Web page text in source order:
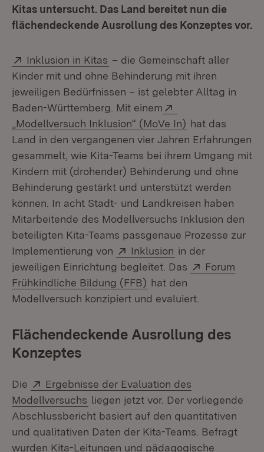
Kitas untersucht. Das Land bereitet nun die
flächendeckende Ausrollung des Konzeptes vor.
Extern:
Inklusion in Kitas (Öffnet in neuem Fenster)
– die Gemeinschaft aller
Kinder mit und ohne Behinderung mit ihren
jeweiligen Bedürfnissen – ist gelebter Alltag in
Baden-Württemberg. Mit einem
„Modellversuch Inklusion“ (MoVe In) (Öffnet in
hat das
Land in den vergangenen vier Jahren Erfahrungen
gesammelt, wie Kita-Teams bei ihrem Umgang mit
Kindern mit (drohender) Behinderung und ohne
Behinderung gestärkt und unterstützt werden
können. In acht Stadt- und Landkreisen haben
Mitarbeitende des Modellversuchs Inklusion den
beteiligten Kita-Teams passgenaue Prozesse zur
Implementierung von
Extern:
Inklusion (Öffnet in neuem
in der
jeweiligen Einrichtung begleitet. Das
Extern:
Forum
Frühkindliche Bildung (FFB) (Öffnet in neuem
hat den
Modellversuch konzipiert und evaluiert.
Flächendeckende Ausrollung des
Konzeptes
Die Extern:
Ergebnisse der Evaluation des
Modellversuchs (Öffnet in neuem Fenster)
liegen jetzt vor. Der vorliegende
Abschlussbericht basiert auf den quantitativen
und qualitativen Daten der Kita-Teams. Befragt
wurden Kita-Leitungen und pädagogische